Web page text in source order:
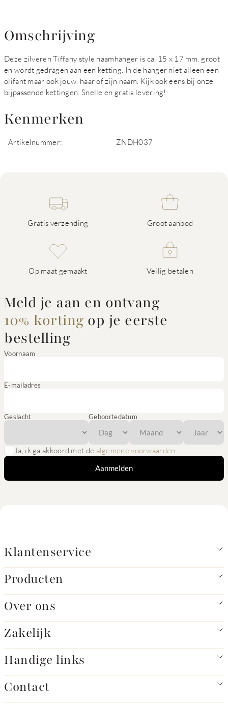
Omschrijving
Deze zilveren Tiffany style naamhanger is ca. 15 x 17 mm. groot
en wordt gedragen aan een ketting. In de hanger niet alleen een
olifant maar ook jouw, haar of zijn naam. Kijk ook eens bij onze
bijpassende kettingen. Snelle en gratis levering!
Kenmerken
Artikelnummer: ZNDH037
Gratis verzending Groot aanbod
Op maat gemaakt Veilig betalen
Meld je aan en ontvang
10% korting op je eerste
bestelling
Voornaam
E-mailadres
Geslacht Geboortedatum
Ja, ik ga akkoord met de algemene voorwaarden
Aanmelden
Klantenservice
Producten
Over ons
Zakelijk
Handige links
Contact